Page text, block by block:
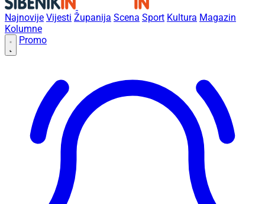
Najnovije Vijesti Županija Scena Sport Kultura Magazin
Kolumne
Promo